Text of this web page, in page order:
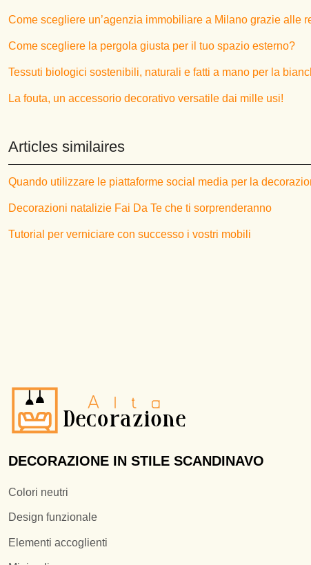
Come scegliere un’agenzia immobiliare a Milano grazie alle
Come scegliere la pergola giusta per il tuo spazio esterno?
Tessuti biologici sostenibili, naturali e fatti a mano per la
La fouta, un accessorio decorativo versatile dai mille usi!
Articles similaires
Quando utilizzare le piattaforme social media per la
Decorazioni natalizie Fai Da Te che ti sorprenderanno
Tutorial per verniciare con successo i vostri mobili
DECORAZIONE IN STILE SCANDINAVO
Colori neutri
Design funzionale
Elementi accoglienti